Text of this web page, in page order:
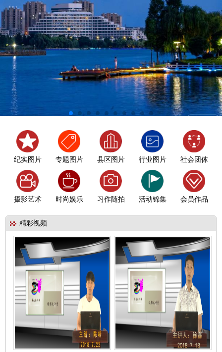
纪实图片 专题图片 县区图片 行业图片 社会团体
摄影艺术 时尚娱乐 习作随拍 活动锦集 会员作品
精彩视频